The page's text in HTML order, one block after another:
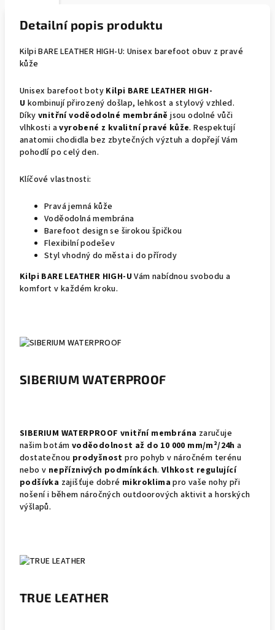
Detailní popis produktu
Kilpi BARE LEATHER HIGH-U: Unisex barefoot obuv z pravé
kůže
Unisex barefoot boty Kilpi BARE LEATHER HIGH-
U kombinují přirozený došlap, lehkost a stylový vzhled.
Díky vnitřní voděodolné membráně jsou odolné vůči
vlhkosti avyrobené z kvalitní pravé kůže. Respektují
anatomii chodidla bez zbytečných výztuh a dopřejí Vám
pohodlí po celý den.
Klíčové vlastnosti:
Pravá jemná kůže
Voděodolná membrána
Barefoot design se širokou špičkou
Flexibilní podešev
Styl vhodný do města i do přírody
Kilpi BARE LEATHER HIGH-U Vám nabídnou svobodu a
komfort v každém kroku.
SIBERIUM WATERPROOF
SIBERIUM WATERPROOF vnitřní membrána zaručuje
našim botám voděodolnost až do 10 000 mm/m²/24h a
dostatečnou prodyšnost pro pohyb v náročném terénu
nebo v nepříznivých podmínkách. Vlhkost regulující
podšívka zajišťuje dobré mikroklima pro vaše nohy při
nošení i během náročných outdoorových aktivit a horských
výšlapů.
TRUE LEATHER